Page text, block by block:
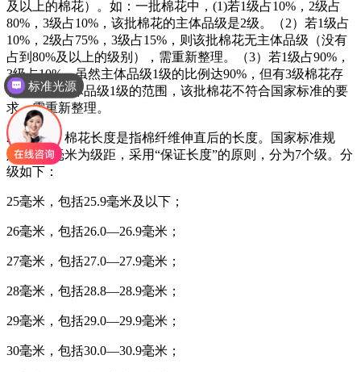
及以上的棉花）。如：一批棉花中，(1)若1级占10%，2级占
80%，3级占10%，该批棉花的主体品级是2级。（2）若1级占
10%，2级占75%，3级占15%，则该批棉花无主体品级（没有
占到80%及以上的级别），需重新整理。（3）若1级占90%，
3级占10%，虽然主体品级1级的比例达90%，但有3级棉花存
在，属跨主体品级1级的范围，该批棉花不符合国家标准的要
求，需重新整理。
2．长度。棉花长度是指棉纤维伸直后的长度。国家标准规
定：以1毫米为级距，采用“保证长度”的原则，分为7个级。分
级如下：
25毫米，包括25.9毫米及以下；
26毫米，包括26.0—26.9毫米；
27毫米，包括27.0—27.9毫米；
28毫米，包括28.8—28.9毫米；
29毫米，包括29.0—29.9毫米；
30毫米，包括30.0—30.9毫米；
标准光源